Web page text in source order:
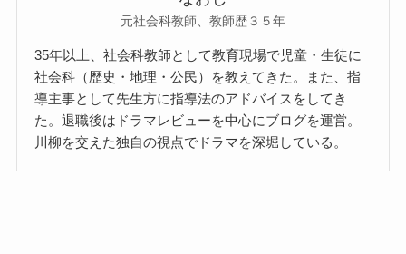
元社会科教師、教師歴３５年
35年以上、社会科教師として教育現場で児童・生徒に
社会科（歴史・地理・公民）を教えてきた。また、指
導主事として先生方に指導法のアドバイスをしてき
た。退職後はドラマレビューを中心にブログを運営。
川柳を交えた独自の視点でドラマを深堀している。